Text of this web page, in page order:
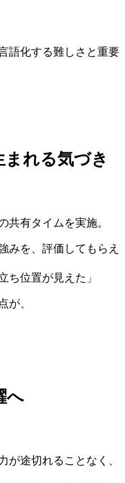
語化する難しさと重要
れる気づき
共有タイムを実施。
みを、評価してもらえ
ち位置が見えた」
が、
へ
が途切れることなく、